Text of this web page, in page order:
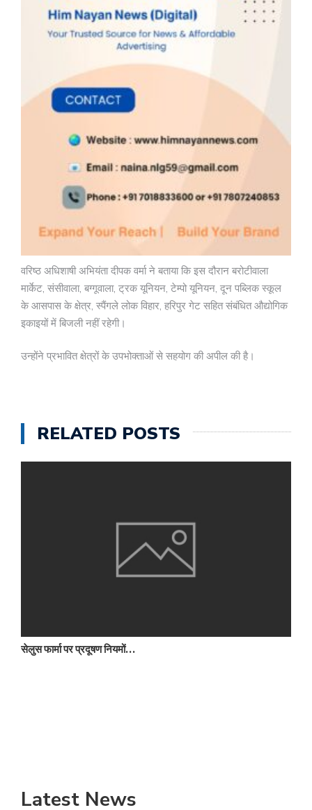
वरिष्ठ अधिशाषी अभियंता दीपक वर्मा ने बताया कि इस दौरान बरोटीवाला
मार्केट, संसीवाला, बग्गूवाला, ट्रक यूनियन, टेम्पो यूनियन, दून पब्लिक स्कूल
के आसपास के क्षेत्र, स्पैंगले लोक विहार, हरिपुर गेट सहित संबंधित औद्योगिक
इकाइयों में बिजली नहीं रहेगी।
उन्होंने प्रभावित क्षेत्रों के उपभोक्ताओं से सहयोग की अपील की है।
RELATED POSTS
सेलुस फार्मा पर प्रदूषण नियमों…
Latest News